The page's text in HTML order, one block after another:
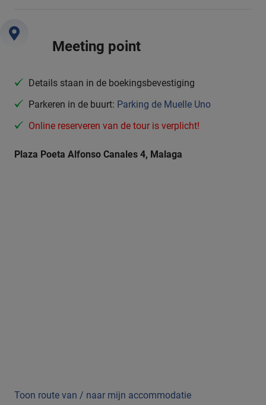
Meeting point
Details staan in de boekingsbevestiging
Parkeren in de buurt: Parking de Muelle Uno
Online reserveren van de tour is verplicht!
Plaza Poeta Alfonso Canales 4, Malaga
Toon route van / naar mijn accommodatie